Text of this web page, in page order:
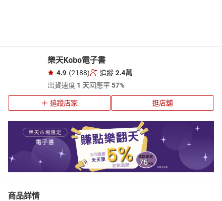
樂天Kobo電子書
4.9 (2188) 追蹤 2.4萬
出貨速度 1 天回應率57%
追蹤店家 逛店舖
商品詳情